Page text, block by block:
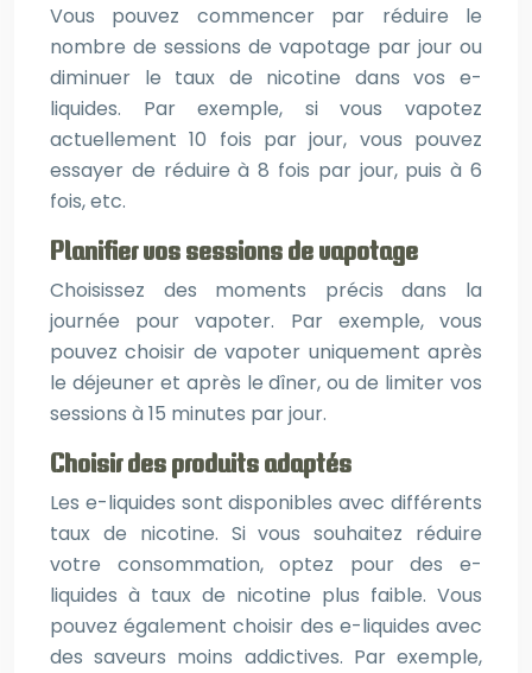
Vous pouvez commencer par réduire le
nombre de sessions de vapotage par jour ou
diminuer le taux de nicotine dans vos e-
liquides. Par exemple, si vous vapotez
actuellement 10 fois par jour, vous pouvez
essayer de réduire à 8 fois par jour, puis à 6
fois, etc.
Planifier vos sessions de vapotage
Choisissez des moments précis dans la
journée pour vapoter. Par exemple, vous
pouvez choisir de vapoter uniquement après
le déjeuner et après le dîner, ou de limiter vos
sessions à 15 minutes par jour.
Choisir des produits adaptés
Les e-liquides sont disponibles avec différents
taux de nicotine. Si vous souhaitez réduire
votre consommation, optez pour des e-
liquides à taux de nicotine plus faible. Vous
pouvez également choisir des e-liquides avec
des saveurs moins addictives. Par exemple,